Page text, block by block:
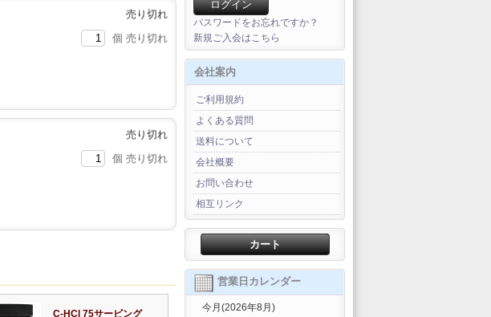
売り切れ
個 売り切れ
売り切れ
個 売り切れ
C-HCl 75サービング
パスワードをお忘れですか？
新規ご入会はこちら
会社案内
ご利用規約
よくある質問
送料について
会社概要
お問い合わせ
相互リンク
カート
営業日カレンダー
今月(2026年8月)